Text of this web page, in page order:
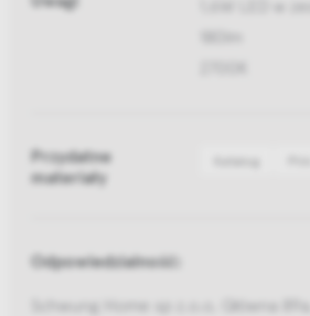
180lm
2700K
Przydatne
materiały
Katalog
Odpowiedzialność:
Schwung Home sp z.o.o, Główna